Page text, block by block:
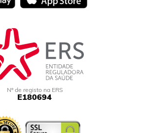
Nº de registo na ERS
E180694